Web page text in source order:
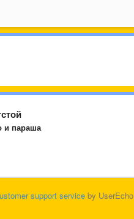
и параша
support serviceby UserEcho